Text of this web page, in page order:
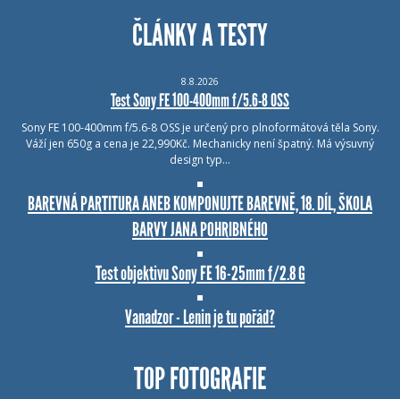
ČLÁNKY A TESTY
8.8.2026
Test Sony FE 100-400mm f/5.6-8 OSS
Sony FE 100-400mm f/5.6-8 OSS je určený pro plnoformátová těla Sony.
Váží jen 650g a cena je 22,990Kč. Mechanicky není špatný. Má výsuvný
design typ…
BAREVNÁ PARTITURA ANEB KOMPONUJTE BAREVNĚ, 18. DÍL, ŠKOLA
BARVY JANA POHRIBNÉHO
Test objektivu Sony FE 16-25mm f/2.8 G
Vanadzor - Lenin je tu pořád?
TOP FOTOGRAFIE